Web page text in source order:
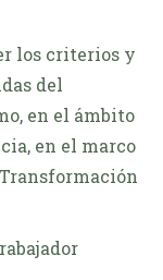
los criterios y
del
en el ámbito
en el marco